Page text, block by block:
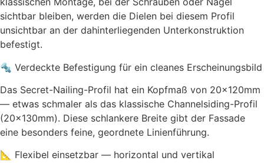
sichtbar bleiben, werden die Dielen bei diesem Profil
unsichtbar an der dahinterliegenden Unterkonstruktion
befestigt.
🔩 Verdeckte Befestigung für ein cleanes Erscheinungsbild
Das Secret-Nailing-Profil hat ein Kopfmaß von 20x120mm
— etwas schmaler als das klassische Channelsiding-Profil
(20x130mm). Diese schlankere Breite gibt der Fassade
eine besonders feine, geordnete Linienführung.
📐 Flexibel einsetzbar — horizontal und vertikal